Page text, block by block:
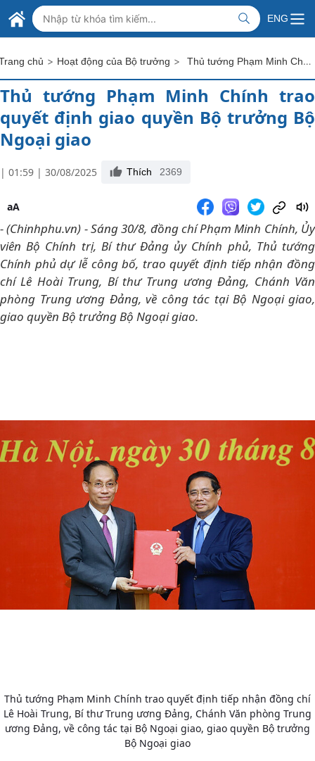
Skip to Main Content
BỘ NGOẠI GIAO VIỆT NAM
MINISTRY OF FOREIGN AFFAIRS
ENG
chủ > Hoạt động của Bộ trưởng > Thủ tướng Phạm Minh Chính trao quyết định giao quyền Bộ trưởng Bộ Ngoại giao
Thủ tướng Phạm Minh Chính trao
quyết định giao quyền Bộ trưởng Bộ
Ngoại giao
| 01:59 | 30/08/2025 Thích 2369
aA
- (Chinhphu.vn) - Sáng 30/8, đồng chí Phạm Minh Chính, Ủy
viên Bộ Chính trị, Bí thư Đảng ủy Chính phủ, Thủ tướng
Chính phủ dự lễ công bố, trao quyết định tiếp nhận đồng
chí Lê Hoài Trung, Bí thư Trung ương Đảng, Chánh Văn
phòng Trung ương Đảng, về công tác tại Bộ Ngoại giao,
giao quyền Bộ trưởng Bộ Ngoại giao.
Thủ tướng Phạm Minh Chính trao quyết định tiếp nhận đồng chí
Lê Hoài Trung, Bí thư Trung ương Đảng, Chánh Văn phòng Trung
ương Đảng, về công tác tại Bộ Ngoại giao, giao quyền Bộ trưởng
Bộ Ngoại giao